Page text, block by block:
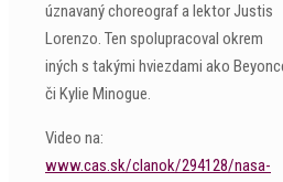
úznavaný choreograf a lektor Justis
Lorenzo. Ten spolupracoval okrem
iných s takými hviezdami ako
či Kylie Minogue.
Video na:
www.cas.sk/clanok/294128/nasa-